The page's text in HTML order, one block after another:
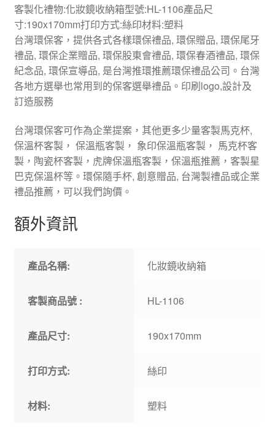
客製化禮物:化妝鏡收納箱型號:HL-1106產品尺
寸:190x170mm打印方式:絲印材料:塑料
台灣環保客，提供各式各樣環保禮品, 環保贈品, 環保尾牙
禮品, 環保企業贈品, 環保股東會禮品, 環保春酒禮品, 環保
紀念品, 環保宣導品, 是台灣推環推薦環保禮品公司。台灣
各地方選舉也常用到的保客選舉禮品。印刷logo,設計及
訂造服務
台灣環保客可作為企業提案，其他更多少量客製馬克杯,
保溫杯客製， 保溫瓶客製， 象印保溫瓶客製， 馬克杯客
製，陶瓷杯客製，虎牌保溫瓶客製，保溫瓶推薦，客製星
巴克保溫杯等。環保隨手杯, 創意贈品, 台灣製禮品或企業
禮品推薦，可以我們詢價。
額外資訊
產品名稱: 化妝鏡收納箱
客製商品號 : HL-1106
產品尺寸: 190x170mm
打印方式: 絲印
材料: 塑料